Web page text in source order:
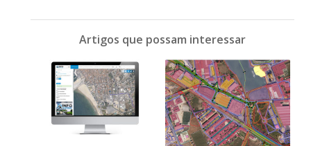
Artigos que possam interessar